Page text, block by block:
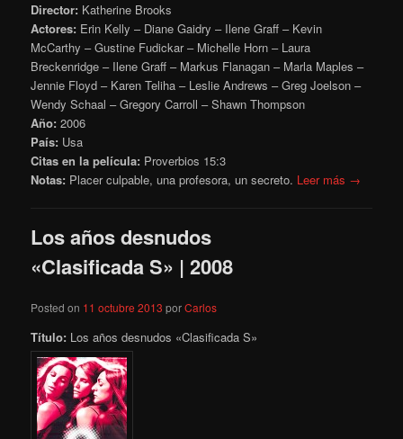
Director: Katherine Brooks
Actores: Erin Kelly – Diane Gaidry – Ilene Graff – Kevin
McCarthy – Gustine Fudickar – Michelle Horn – Laura
Breckenridge – Ilene Graff – Markus Flanagan – Marla Maples –
Jennie Floyd – Karen Teliha – Leslie Andrews – Greg Joelson –
Wendy Schaal – Gregory Carroll – Shawn Thompson
Año: 2006
País: Usa
Citas en la película: Proverbios 15:3
Notas: Placer culpable, una profesora, un secreto. Leer más →
Los años desnudos
«Clasificada S» | 2008
Posted on 11 octubre 2013 porCarlos
Título: Los años desnudos «Clasificada S»